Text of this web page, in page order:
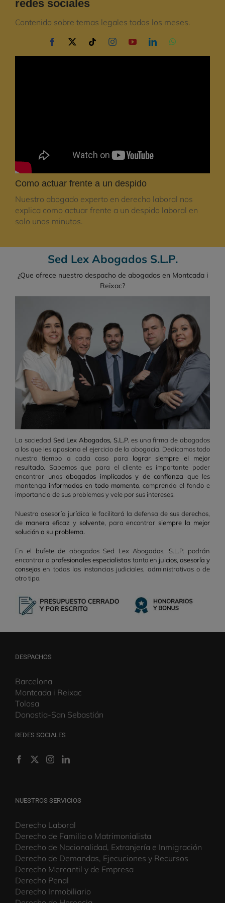
redes sociales
Contenido sobre temas legales todos los meses.
Como actuar frente a un despido
Nuestro abogado experto en derecho laboral nos
explica como actuar frente a un despido laboral en
solo unos minutos.
Sed Lex Abogados S.L.P.
¿Que ofrece nuestro despacho de abogados en Montcada i
Reixac?
La sociedad Sed Lex Abogados, S.L.P. es una firma de abogados
a los que les apasiona el ejercicio de la abogacía. Dedicamos todo
nuestro tiempo a cada caso para lograr siempre el mejor
resultado. Sabemos que para el cliente es importante poder
encontrar unosabogados implicados y de confianza que les
mantenga informados en todo momento, comprenda el fondo e
importancia de sus problemas y vele por sus intereses.
Nuestra asesoría jurídica le facilitará la defensa de sus derechos,
de manera eficaz y solvente, para encontrar siempre la mejor
solución a su problema.
En el bufete de abogados Sed Lex Abogados, S.L.P. podrán
encontrar a profesionales especialistas tanto en juicios, asesoría y
consejos en todas las instancias judiciales, administrativas o de
otro tipo.
DESPACHOS
Barcelona
Montcada i Reixac
Tolosa
Donostia-San Sebastián
REDES SOCIALES
NUESTROS SERVICIOS
Derecho Laboral
Derecho de Familia o Matrimonialista
Derecho de Nacionalidad, Extranjería e Inmigración
Derecho de Demandas, Ejecuciones y Recursos
Derecho Mercantil y de Empresa
Derecho Penal
Derecho Inmobiliario